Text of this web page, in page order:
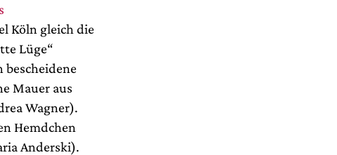
Köln gleich die
Lüge“
Mauer aus
Wagner).
Hemdchen
Anderski).